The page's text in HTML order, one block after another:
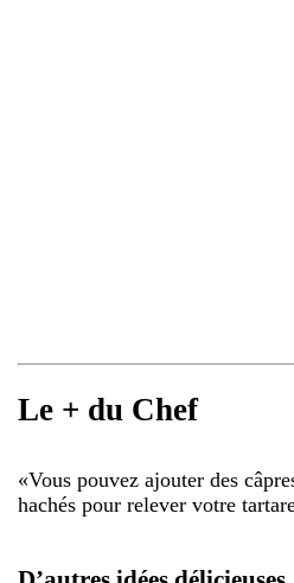
Le + du Chef
«Vous pouvez ajouter des
hachés pour relever votre